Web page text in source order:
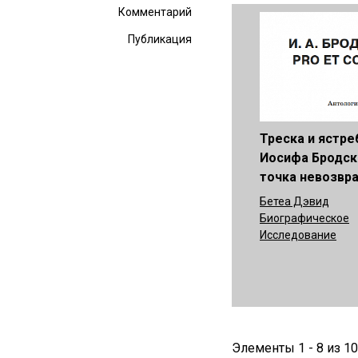
Комментарий
Публикация
Треска и
Иосифа
точка
Бетеа Дэвид
Биографическое
Исследование
Элементы 1 - 8 из